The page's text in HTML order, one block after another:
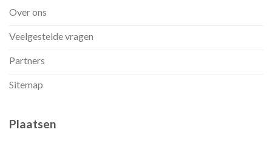
Over ons
Veelgestelde vragen
Partners
Sitemap
Plaatsen